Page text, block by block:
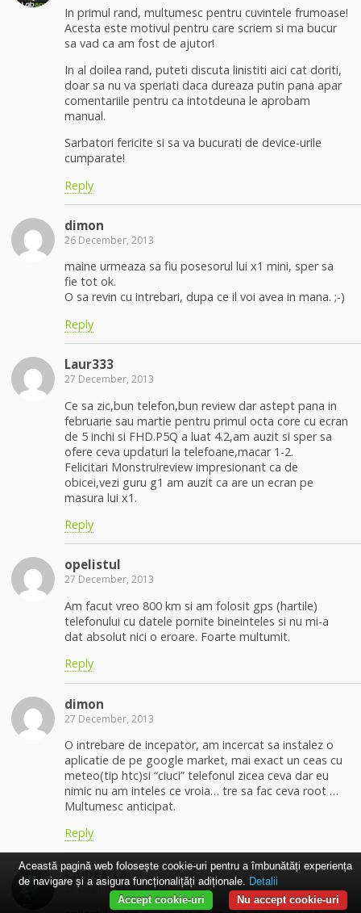
In primul rand, multumesc pentru cuvintele frumoase!
Acesta este motivul pentru care scriem si ma bucur
sa vad ca am fost de ajutor!
In al doilea rand, puteti discuta linistiti aici cat doriti,
doar sa nu va speriati daca dureaza putin pana apar
comentariile pentru ca intotdeuna le aprobam
manual.
Sarbatori fericite si sa va bucurati de device-urile
cumparate!
Reply
dimon
26 December, 2013
maine urmeaza sa fiu posesorul lui x1 mini, sper sa
fie tot ok.
O sa revin cu intrebari, dupa ce il voi avea in mana. ;-)
Reply
Laur333
27 December, 2013
Ce sa zic,bun telefon,bun review dar astept pana in
februarie sau martie pentru primul octa core cu ecran
de 5 inchi si FHD.P5Q a luat 4.2,am auzit si sper sa
ofere ceva updaturi la telefoane,macar 1-2.
Felicitari Monstru!review impresionant ca de
obicei,vezi guru g1 am auzit ca are un ecran pe
masura lui x1.
Reply
opelistul
27 December, 2013
Am facut vreo 800 km si am folosit gps (hartile)
telefonului cu datele pornite bineinteles si nu mi-a
dat absolut nici o eroare. Foarte multumit.
Reply
dimon
27 December, 2013
O intrebare de incepator, am incercat sa instalez o
aplicatie de pe google market, mai exact un ceas cu
meteo(tip htc)si “ciuci” telefonul zicea ceva dar eu
nimic nu am inteles ce vroia… tre sa fac ceva root …
Multumesc anticipat.
Reply
Ciupearca
28 December, 2013
Această pagină web folosește cookie-uri pentru a îmbunătăți experiența
de navigare și a asigura funcționalițăți adiționale. Detalii
Nu accept cookie-uri
Accept cookie-uri